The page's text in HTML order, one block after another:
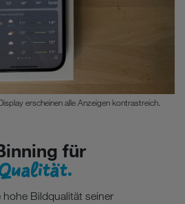
erscheinen alle Anzeigen kontrastreich.
für
Bildqualität seiner